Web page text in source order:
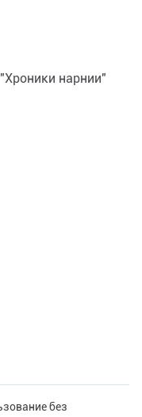
нарнии"
без